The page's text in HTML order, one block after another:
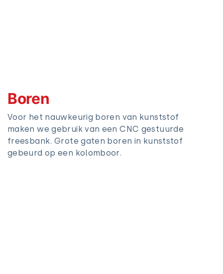
Boren
Voor het nauwkeurig boren van kunststof
maken we gebruik van een CNC gestuurde
freesbank. Grote gaten boren in kunststof
gebeurd op een kolomboor.